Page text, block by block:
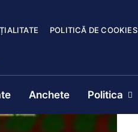
POLITICĂ DE COOKIES
Anchete Politica